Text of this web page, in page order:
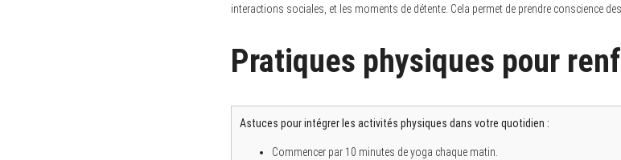
interactions sociales, et les moments de détente. Cela permet de prendre conscience
Pratiques physiques pour
Astuces pour intégrer les activités physiques dans votre quotidien :
Commencer par 10 minutes de yoga chaque matin.